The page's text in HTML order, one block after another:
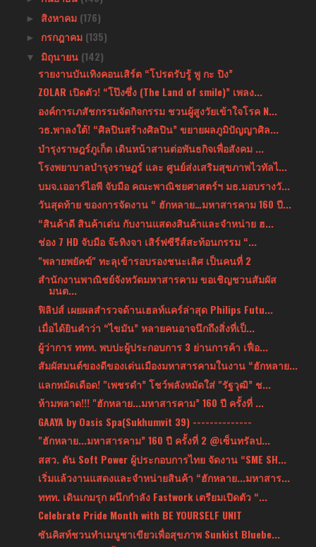
► สิงหาคม (176)
► กรกฎาคม (135)
▼ มิถุนายน (142)
รายงานบันเทิงคอนเสิร์ต “โปรดรับรู้ พู กะ ปิง”
ZOLAR เปิดตัว! “โป๊งซึ่ง (The Land of smile)” เพลง...
องค์การเภสัชกรรมจัดกิจกรรม ชวนผู้สูงวัยเข้าใจโรค N...
วธ.พาลงใต้! “ศิลปินสร้างศิลปิน” ขยายผลภูมิปัญญาศิล...
บำรุงราษฎร์ภูเก็ต เดินหน้าสานต่อพันธกิจเพื่อสังคม ...
โรงพยาบาลบำรุงราษฎร์ และ ศูนย์ส่งเสริมสุขภาพไวทัลไ...
บมจ.เออาร์ไอพี จับมือ คณะพาณิชยศาสตร์ฯ มธ.มอบรางวั...
วันสุดท้าย ของการจัดงาน “ ฮักหลาย…มหาสารคาม 160 ปี...
“สินค้าดี สินค้าเด่น กับงานแสดงสินค้าและจำหน่าย ฮ...
ช่อง 7 HD จับมือ จ๊ะทิงจา เสิร์ฟซีรีส์สะท้อนกรรม “...
"พลายพยัคฆ์" ทะลุเข้ารอบรองชนะเลิศ เป็นคนที่ 2
สำนักงานพาณิชย์จังหวัดมหาสารคาม ขอเชิญชวนสัมผัส
มนต...
ฟิลิปส์ เผยผลสำรวจด้านเฮลท์แคร์ล่าสุด Philips Futu...
เมื่อได้ยินคำว่า “ไขมัน” หลายคนอาจนึกถึงสิ่งที่เป็...
ผู้ว่าการ ททท. พบปะผู้ประกอบการ 3 ย่านการค้า เฟื่อ...
สัมผัสมนต์ของดีของเด่นเมืองมหาสารคามในงาน “ฮักหลาย...
แลกหมัดเดือด! "เพชรดำ” โชว์พลังหมัดใส่ "รัฐวุฒิ” ช...
ห้ามพลาด!!! "ฮักหลาย...มหาสารคาม” 160 ปี ครั้งที่ ...
GAAYA by Oasis Spa(Sukhumvit 39) --------------
"ฮักหลาย...มหาสารคาม” 160 ปี ครั้งที่ 2 @เซ็นทรัลป...
สสว. ดัน Soft Power ผู้ประกอบการไทย จัดงาน “SME SH...
เริ่มแล้วงานแสดงและจำหน่ายสินค้า “ฮักหลาย...มหาสาร...
ททท. เดินเกมรุก ผนึกกำลัง Fastwork เตรียมเปิดตัว “...
Celebrate Pride Month with BE YOURSELF UNIT
ซันคิสท์ชวนทำเมนูชาเขียวเพื่อสุขภาพ Sunkist Bluebe...